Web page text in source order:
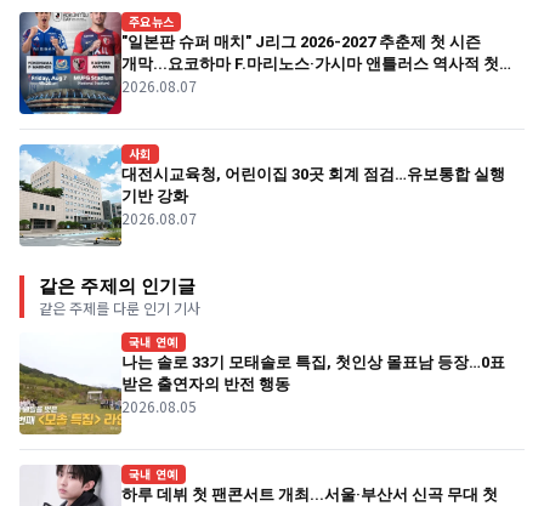
주요뉴스
"일본판 슈퍼 매치" J리그 2026-2027 추춘제 첫 시즌
개막...요코하마 F.마리노스·가시마 앤틀러스 역사적 첫
경기
2026.08.07
사회
대전시교육청, 어린이집 30곳 회계 점검…유보통합 실행
기반 강화
2026.08.07
같은 주제의 인기글
같은 주제를 다룬 인기 기사
국내 연예
나는 솔로 33기 모태솔로 특집, 첫인상 몰표남 등장…0표
받은 출연자의 반전 행동
2026.08.05
국내 연예
하루 데뷔 첫 팬콘서트 개최...서울·부산서 신곡 무대 첫